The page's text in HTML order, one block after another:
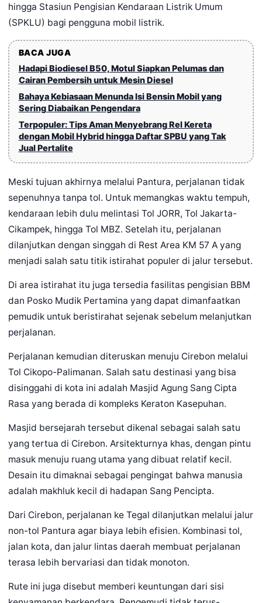
hingga Stasiun Pengisian Kendaraan Listrik Umum
(SPKLU) bagi pengguna mobil listrik.
BACA JUGA
Hadapi Biodiesel B50, Motul Siapkan Pelumas dan
Cairan Pembersih untuk Mesin Diesel
Bahaya Kebiasaan Menunda Isi Bensin Mobil yang
Sering Diabaikan Pengendara
Terpopuler: Tips Aman Menyebrang Rel Kereta
dengan Mobil Hybrid hingga Daftar SPBU yang Tak
Jual Pertalite
Meski tujuan akhirnya melalui Pantura, perjalanan tidak
sepenuhnya tanpa tol. Untuk memangkas waktu tempuh,
kendaraan lebih dulu melintasi Tol JORR, Tol Jakarta-
Cikampek, hingga Tol MBZ. Setelah itu, perjalanan
dilanjutkan dengan singgah di Rest Area KM 57 A yang
menjadi salah satu titik istirahat populer di jalur tersebut.
Di area istirahat itu juga tersedia fasilitas pengisian BBM
dan Posko Mudik Pertamina yang dapat dimanfaatkan
pemudik untuk beristirahat sejenak sebelum melanjutkan
perjalanan.
Perjalanan kemudian diteruskan menuju Cirebon melalui
Tol Cikopo-Palimanan. Salah satu destinasi yang bisa
disinggahi di kota ini adalah Masjid Agung Sang Cipta
Rasa yang berada di kompleks Keraton Kasepuhan.
Masjid bersejarah tersebut dikenal sebagai salah satu
yang tertua di Cirebon. Arsitekturnya khas, dengan pintu
masuk menuju ruang utama yang dibuat relatif kecil.
Desain itu dimaknai sebagai pengingat bahwa manusia
adalah makhluk kecil di hadapan Sang Pencipta.
Dari Cirebon, perjalanan ke Tegal dilanjutkan melalui jalur
non-tol Pantura agar biaya lebih efisien. Kombinasi tol,
jalan kota, dan jalur lintas daerah membuat perjalanan
terasa lebih bervariasi dan tidak monoton.
Rute ini juga disebut memberi keuntungan dari sisi